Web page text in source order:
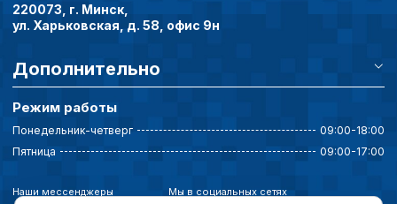
220073, г. Минск,
ул. Харьковская, д. 58, офис 9н
Дополнительно
Режим работы
Понедельник-четверг
09:00-18:00
Пятница
09:00-17:00
Наши мессенджеры Мы в социальных сетях